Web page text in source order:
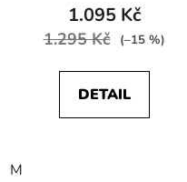
1.095 Kč
1.295 Kč (–15 %)
DETAIL
M